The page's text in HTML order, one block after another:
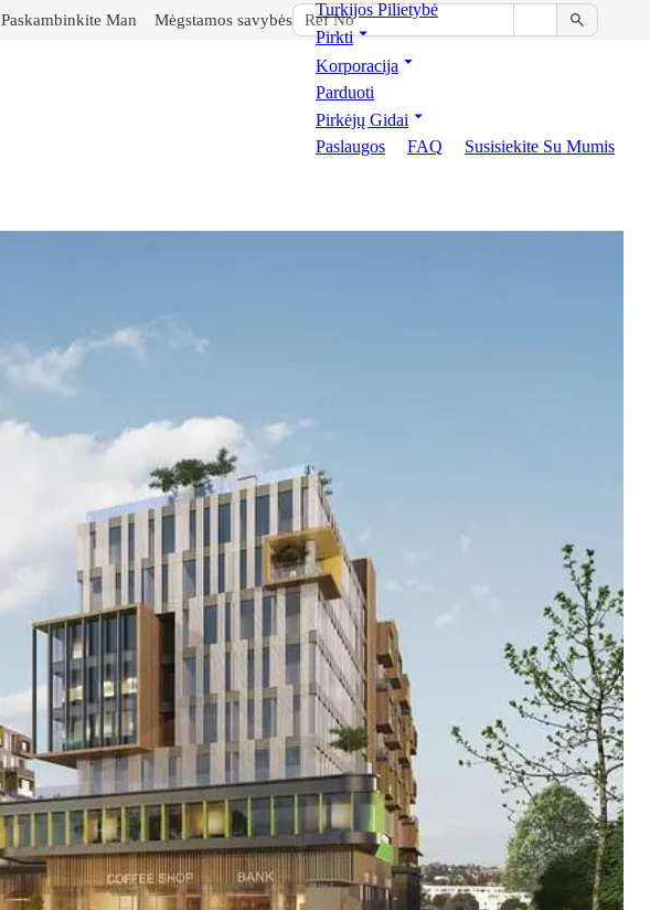
Paskambinkite Man Mėgstamos savybės
Turkijos Pilietybė
Pirkti
Korporacija
Parduoti
Pirkėjų Gidai
Paslaugos
FAQ Susisiekite Su Mumis